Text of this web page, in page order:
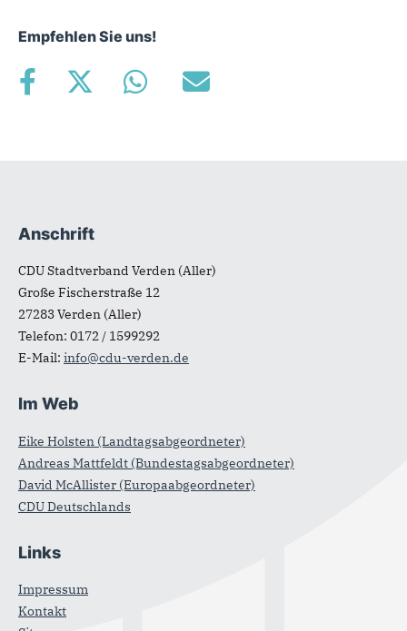
Empfehlen Sie uns!
Fußbereich
Anschrift
CDU Stadtverband Verden (Aller)
Große Fischerstraße 12
27283Verden (Aller)
Telefon: 0172 / 1599292
E-Mail: info@cdu-verden.de
Im Web
Eike Holsten (Landtagsabgeordneter)
Andreas Mattfeldt (Bundestagsabgeordneter)
David McAllister (Europaabgeordneter)
CDU Deutschlands
Links
Impressum
Kontakt